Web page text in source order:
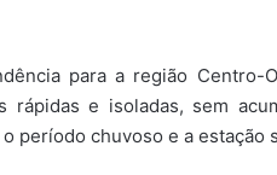
para a região
rápidas e isoladas, sem
período chuvoso e a estação